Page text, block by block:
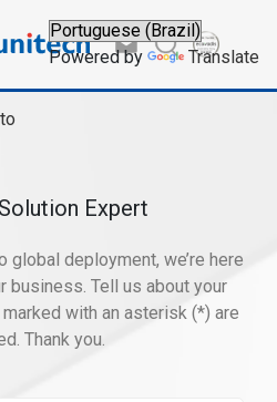
Powered by Translate
Expert
deployment, we’re here
business. Tell us about your
with an asterisk (*) are
Thank you.